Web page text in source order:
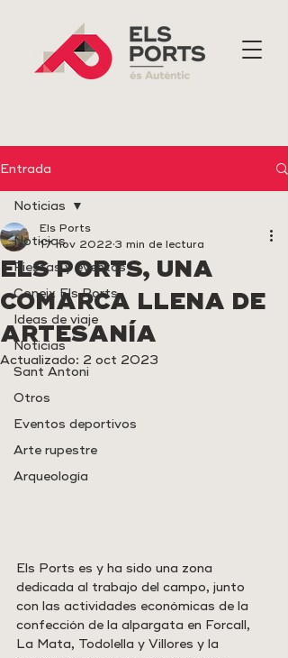
Entrada
Noticias
Fiestas y eventos
Coneix Els Ports
Ideas de viaje
Noticias
Sant Antoni
Otros
Eventos deportivos
Arte rupestre
Arqueología
Noticias
ELS PORTS, UNA
COMARCA LLENA DE
ARTESANÍA
Els Ports
17 nov 2022 3 min de lectura
Actualizado: 2 oct 2023
Els Ports es y ha sido una zona
dedicada al trabajo del campo, junto
con las actividades económicas de la
confección de la alpargata en Forcall,
La Mata, Todolella y Villores y la